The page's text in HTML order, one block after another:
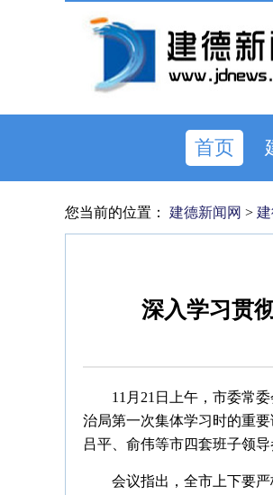
首页
您当前的位置： 建德新闻网 >
深入学习贯
11月21日上午，市委常
治局第一次集体学习时的重
吕平、俞伟等市四套班子领导
会议指出，全市上下要